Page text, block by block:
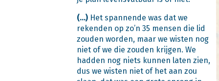
(...) Het spannende was dat we
rekenden op zo’n 35 mensen die lid
zouden worden, maar we wisten nog
niet of we die zouden krijgen. We
hadden nog niets kunnen laten zien,
dus we wisten niet of het aan zou